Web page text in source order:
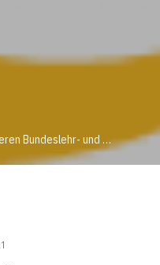
Exkursion zur Höheren Bundeslehr- und Forschungsanstalt Francisco Josephinum in Wieselburg